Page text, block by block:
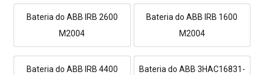
Bateria do ABB IRB 2600
M2004
Bateria do ABB IRB 1600
M2004
Bateria do ABB IRB 4400
Bateria do ABB 3HAC16831-